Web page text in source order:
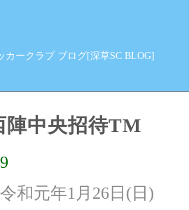
カークラブ ブログ[深草SC BLOG]
中央招待TM
和元年1月26日(日)